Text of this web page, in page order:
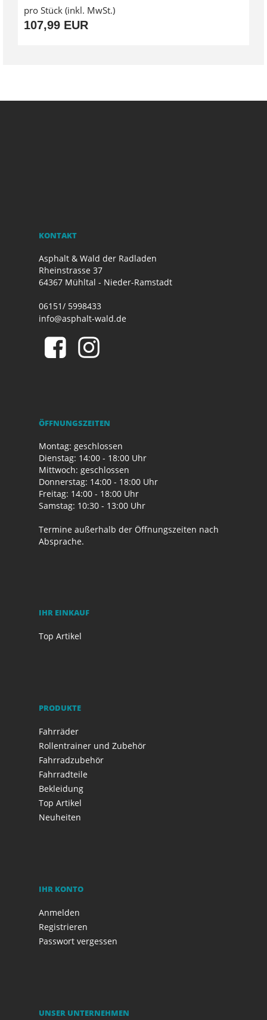
pro Stück (inkl. MwSt.)
107,99 EUR
KONTAKT
Asphalt & Wald der Radladen
Rheinstrasse 37
64367 Mühltal - Nieder-Ramstadt
06151/ 5998433
info@asphalt-wald.de
ÖFFNUNGSZEITEN
Montag: geschlossen
Dienstag: 14:00 - 18:00 Uhr
Mittwoch: geschlossen
Donnerstag: 14:00 - 18:00 Uhr
Freitag: 14:00 - 18:00 Uhr
Samstag: 10:30 - 13:00 Uhr
Termine außerhalb der Öffnungszeiten nach
Absprache.
IHR EINKAUF
Top Artikel
PRODUKTE
Fahrräder
Rollentrainer und Zubehör
Fahrradzubehör
Fahrradteile
Bekleidung
Top Artikel
Neuheiten
IHR KONTO
Anmelden
Registrieren
Passwort vergessen
UNSER UNTERNEHMEN